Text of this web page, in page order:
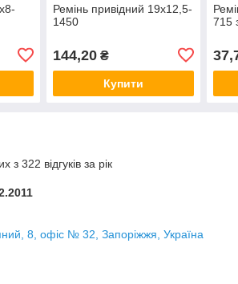
Ремінь привідний 19х12,5-
1450
144,20₴
Купити
715
з 322 відгуків за рік
8, офіс № 32, Запоріжжя, Україна